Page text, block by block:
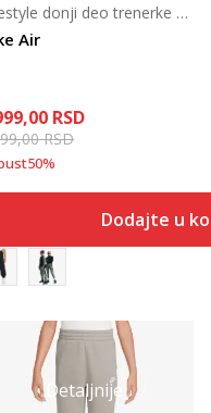
Air
Lifestyle donji deo trenerke za tinejdžere
RSD
RSD
50%
Dodajte u
Detaljnije